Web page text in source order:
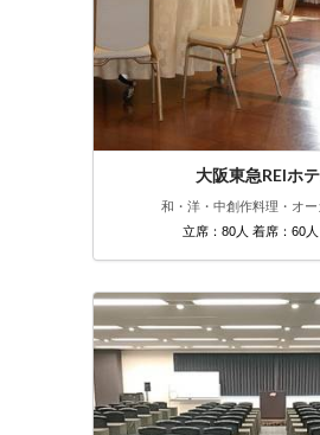
大阪東急REIホ
和・洋・中創作料理・オー
立席：80人 着席：60